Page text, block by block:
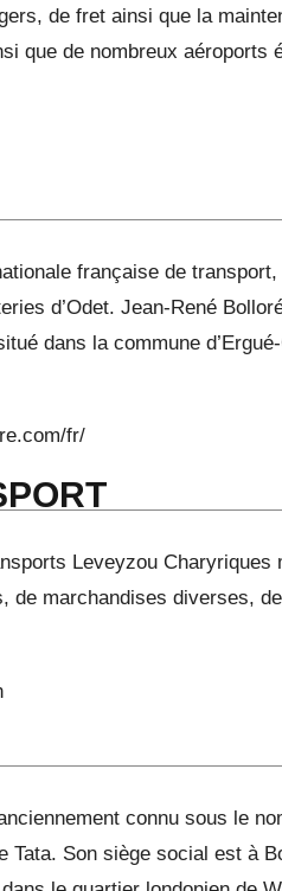
de fret ainsi que la
que de nombreux aéroports
française de
d’Odet. Jean-René
dans la commune
fr/
Leveyzou
de marchandises diverses,
connu sous le
Tata. Son siège social est à